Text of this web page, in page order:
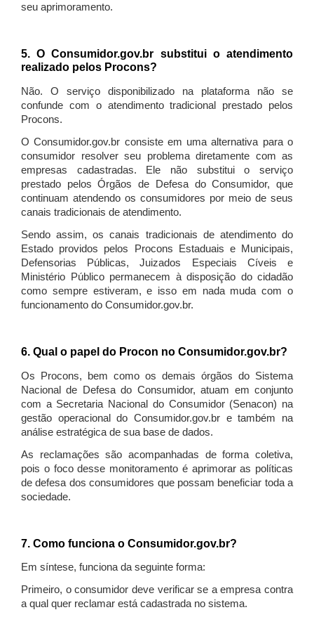
seu aprimoramento.
5. O Consumidor.gov.br substitui o atendimento
realizado pelos Procons?
Não. O serviço disponibilizado na plataforma não se
confunde com o atendimento tradicional prestado pelos
Procons.
O Consumidor.gov.br consiste em uma alternativa para o
consumidor resolver seu problema diretamente com as
empresas cadastradas. Ele não substitui o serviço
prestado pelos Órgãos de Defesa do Consumidor, que
continuam atendendo os consumidores por meio de seus
canais tradicionais de atendimento.
Sendo assim, os canais tradicionais de atendimento do
Estado providos pelos Procons Estaduais e Municipais,
Defensorias Públicas, Juizados Especiais Cíveis e
Ministério Público permanecem à disposição do cidadão
como sempre estiveram, e isso em nada muda com o
funcionamento do Consumidor.gov.br.
6. Qual o papel do Procon no Consumidor.gov.br?
Os Procons, bem como os demais órgãos do Sistema
Nacional de Defesa do Consumidor, atuam em conjunto
com a Secretaria Nacional do Consumidor (Senacon) na
gestão operacional do Consumidor.gov.br e também na
análise estratégica de sua base de dados.
As reclamações são acompanhadas de forma coletiva,
pois o foco desse monitoramento é aprimorar as políticas
de defesa dos consumidores que possam beneficiar toda a
sociedade.
7. Como funciona o Consumidor.gov.br?
Em síntese, funciona da seguinte forma:
Primeiro, o consumidor deve verificar se a empresa contra
a qual quer reclamar está cadastrada no sistema.